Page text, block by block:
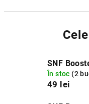
SNF
În stoc (2
49 lei